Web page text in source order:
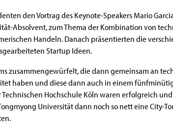
den Vortrag des Keynote-Speakers Mario
Absolvent, zum Thema der Kombination von
Handeln. Danach präsentierten die
Startup Ideen.
zusammengewürfelt, die dann gemeinsam an
haben und diese dann auch in einem
Hochschule Köln waren erfolgreich
Universität dann noch so nett eine City-